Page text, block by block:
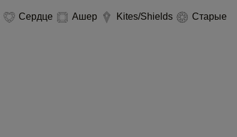
Сердце Ашер Kites/Shields Старые